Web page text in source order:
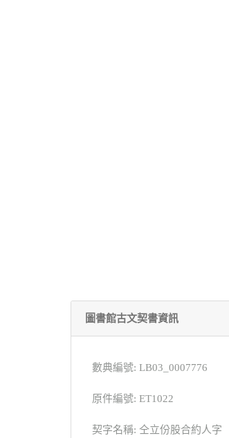
圖書館古文契書資訊
數典編號: LB03_0007776
原件編號: ET1022
契字名稱: 仝立份股合約人字